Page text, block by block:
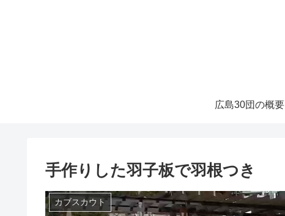
広島30団の概要
手作りした羽子板で羽根つき
カブスカウト